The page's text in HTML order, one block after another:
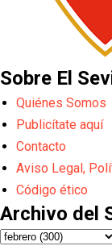
Sobre El
Quiénes Somos
Publicítate aquí
Contacto
Aviso Legal,
Código ético
Archivo del